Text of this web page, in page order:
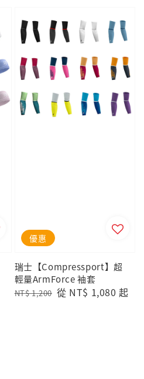
優惠
瑞士【Compressport】超
輕量ArmForce 袖套
Regular
NT$ 1,200 Sale
從 NT$ 1,080 起